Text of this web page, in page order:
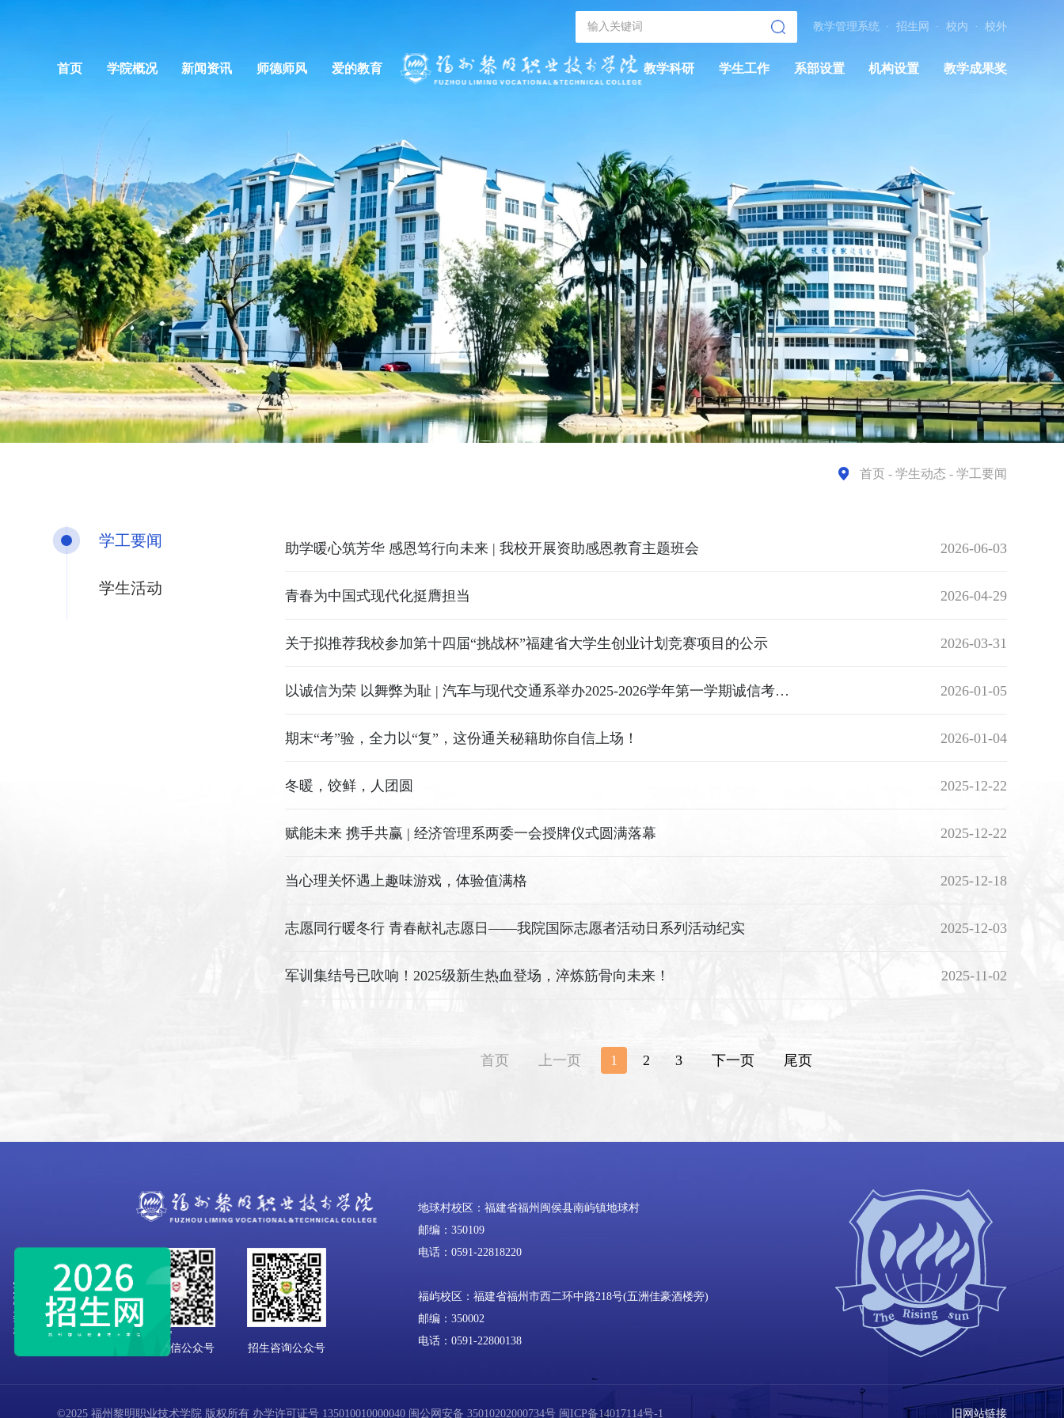
教学管理系统 · 招生网 · 校内 · 校外
首页 学院概况 新闻资讯 师德师风 爱的教育 教学科研 学生工作 系部设置 机构设置 教学成果奖
首页 - 学生动态 - 学工要闻
学工要闻
学生活动
助学暖心筑芳华 感恩笃行向未来 | 我校开展资助感恩教育主题班会 2026-06-03
青春为中国式现代化挺膺担当 2026-04-29
关于拟推荐我校参加第十四届“挑战杯”福建省大学生创业计划竞赛项目的公示 2026-03-31
以诚信为荣 以舞弊为耻 | 汽车与现代交通系举办2025-2026学年第一学期诚信考试宣誓大会 2026-01-05
期末“考”验，全力以“复”，这份通关秘籍助你自信上场！ 2026-01-04
冬暖，饺鲜，人团圆 2025-12-22
赋能未来 携手共赢 | 经济管理系两委一会授牌仪式圆满落幕 2025-12-22
当心理关怀遇上趣味游戏，体验值满格 2025-12-18
志愿同行暖冬行 青春献礼志愿日——我院国际志愿者活动日系列活动纪实 2025-12-03
军训集结号已吹响！2025级新生热血登场，淬炼筋骨向未来！ 2025-11-02
首页 上一页 1 2 3 下一页 尾页
学校微信公众号 招生咨询公众号
地球村校区：福建省福州闽侯县南屿镇地球村
邮编：350109
电话：0591-22818220
福屿校区：福建省福州市西二环中路218号(五洲佳豪酒楼旁)
邮编：350002
电话：0591-22800138
©2025 福州黎明职业技术学院 版权所有 办学许可证号 135010010000040 闽公网安备 35010202000734号 闽ICP备14017114号-1 旧网站链接